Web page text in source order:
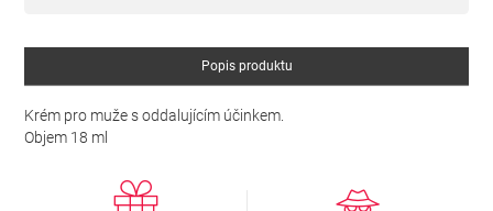
Popis produktu
Krém pro muže s oddalujícím účinkem.
Objem 18 ml